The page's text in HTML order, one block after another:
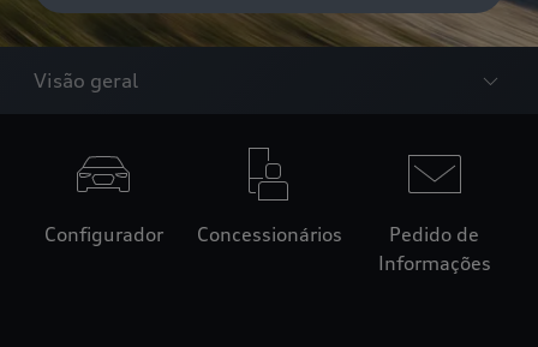
Visão geral
Configurador Concessionários
Pedido de
Informações